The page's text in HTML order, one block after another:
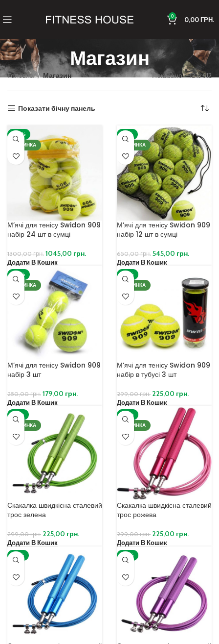
0 0,00ГРН.
Магазин
Головна Магазин Показано 1–12 із 612
Показати бічну панель
-20%
НОВИНКА
М’ячі для тенісу Swidon 909
набір 24 шт в сумці
1300,00грн. 1045,00 грн.
Додати В Кошик
-16%
НОВИНКА
М’ячі для тенісу Swidon 909
набір 12 шт в сумці
650,00грн. 545,00 грн.
Додати В Кошик
-28%
НОВИНКА
М’ячі для тенісу Swidon 909
набір 3 шт
250,00грн. 179,00 грн.
Додати В Кошик
-25%
НОВИНКА
М’ячі для тенісу Swidon 909
набір в тубусі 3 шт
299,00грн. 225,00 грн.
Додати В Кошик
-25%
НОВИНКА
Скакалка швидкісна сталевий
трос зелена
299,00грн. 225,00 грн.
Додати В Кошик
-25%
НОВИНКА
Скакалка швидкісна сталевий
трос рожева
299,00грн. 225,00 грн.
Додати В Кошик
-25% -25%